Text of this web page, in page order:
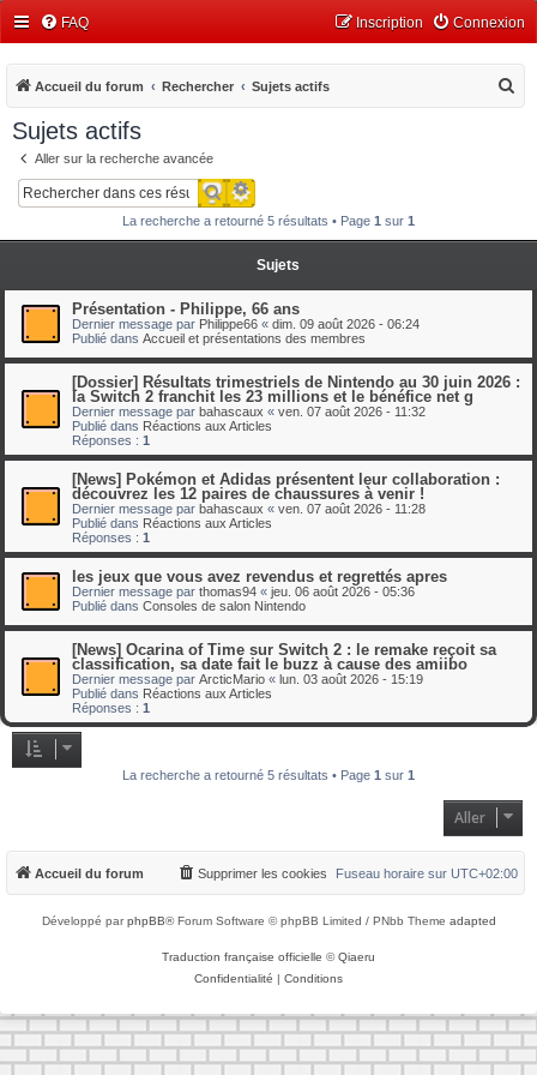
FAQ Connexion
Inscription
Accueil du forum Rechercher Sujets actifs
Sujets actifs
Aller sur la recherche avancée
Rechercher
Recherche avancée
La recherche a retourné 5 résultats • Page 1 sur 1
Sujets
Présentation - Philippe, 66 ans
Dernier message par Philippe66 « dim. 09 août 2026 - 06:24
Publié dans Accueil et présentations des membres
[Dossier] Résultats trimestriels de Nintendo au 30 juin 2026 :
la Switch 2 franchit les 23 millions et le bénéfice net g
Dernier message par bahascaux « ven. 07 août 2026 - 11:32
Publié dans Réactions aux Articles
Réponses : 1
[News] Pokémon et Adidas présentent leur collaboration :
découvrez les 12 paires de chaussures à venir !
Dernier message par bahascaux « ven. 07 août 2026 - 11:28
Publié dans Réactions aux Articles
Réponses : 1
les jeux que vous avez revendus et regrettés apres
Dernier message par thomas94 « jeu. 06 août 2026 - 05:36
Publié dans Consoles de salon Nintendo
[News] Ocarina of Time sur Switch 2 : le remake reçoit sa
classification, sa date fait le buzz à cause des amiibo
Dernier message par ArcticMario « lun. 03 août 2026 - 15:19
Publié dans Réactions aux Articles
Réponses : 1
La recherche a retourné 5 résultats • Page 1 sur 1
Aller
Accueil du forum Fuseau horaire sur UTC+02:00
Supprimer les cookies
Développé parphpBB® Forum Software © phpBB Limited / PNbb Theme adapted
Traduction française officielle ©Qiaeru
Confidentialité | Conditions